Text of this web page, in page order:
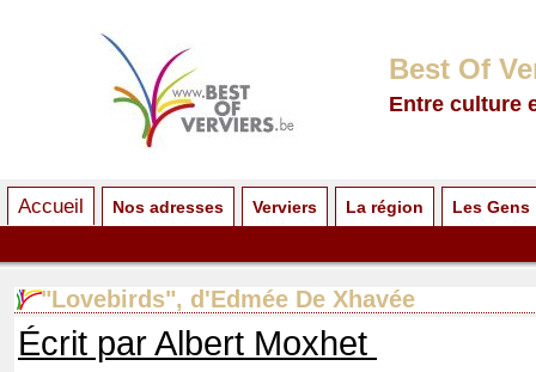
Best Of
Entre culture
Accueil Nos adresses Verviers La région Les Gens
"Lovebirds", d'Edmée De Xhavée
Écrit par Albert Moxhet